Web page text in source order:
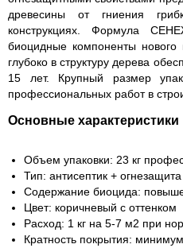
древесины от гниения
конструкциях. Формула
биоцидные компоненты нового
глубоко в структуру дерева
15 лет. Крупный размер
профессиональных работ в
Основные характеристики
Объем упаковки: 23 кг
Тип: антисептик +
Содержание биоцида:
Цвет: коричневый с оттенком
Расход: 1 кг на 5-7 м2 при
Кратность покрытия: